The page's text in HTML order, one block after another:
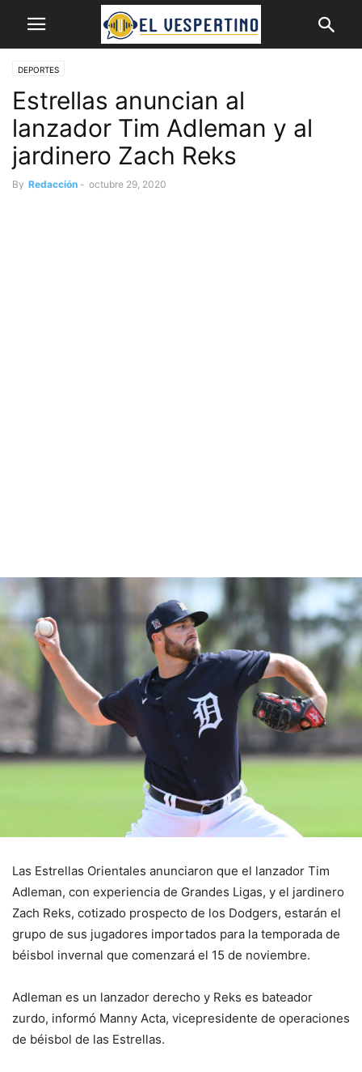
DEPORTES
Estrellas anuncian al
lanzador Tim Adleman y al
jardinero Zach Reks
By Redacción - octubre 29, 2020
Las Estrellas Orientales anunciaron que el lanzador Tim
Adleman, con experiencia de Grandes Ligas, y el jardinero
Zach Reks, cotizado prospecto de los Dodgers, estarán el
grupo de sus jugadores importados para la temporada de
béisbol invernal que comenzará el 15 de noviembre.
Adleman es un lanzador derecho y Reks es bateador
zurdo, informó Manny Acta, vicepresidente de operaciones
de béisbol de las Estrellas.